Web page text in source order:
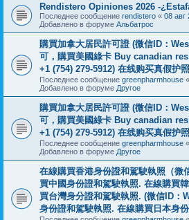
Rendistero Opiniones 2026 -
Последнее сообщение rendistero « 08 авг
Добавлено в форуме Альбатрос
購買加拿大居民許可證 (微信ID：
可，購買美國綠卡 Buy canadian
+1 (754) 279-5912) 在线购买真假护
Последнее сообщение greenpharmhouse «
Добавлено в форуме Другое
購買加拿大居民許可證 (微信ID：
可，購買美國綠卡 Buy canadian
+1 (754) 279-5912) 在线购买真假护
Последнее сообщение greenpharmhouse «
Добавлено в форуме Другое
在線購買香港身份證和駕駛執照（
買中國身份證和駕駛執照. 在線購買
買台灣身分證和駕駛執照. (微信ID：
身份證和駕駛執照. 在線購買日本身